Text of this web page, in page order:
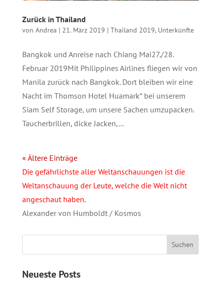
Zurück in Thailand
von Andrea | 21. März 2019 | Thailand 2019, Unterkünfte
Bangkok und Anreise nach Chiang Mai27./28.
Februar 2019Mit Philippines Airlines fliegen wir von
Manila zurück nach Bangkok. Dort bleiben wir eine
Nacht im Thomson Hotel Huamark* bei unserem
Siam Self Storage, um unsere Sachen umzupacken.
Taucherbrillen, dicke Jacken,...
« Ältere Einträge
Die gefährlichste aller Weltanschauungen ist die
Weltanschauung der Leute, welche die Welt nicht
angeschaut haben.
Alexander von Humboldt / Kosmos
Neueste Posts